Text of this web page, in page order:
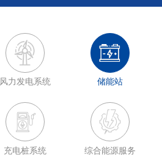
风力发电系统 储能站
充电桩系统 综合能源服务